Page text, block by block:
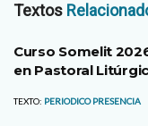
Textos
Curso Somelit
en Pastoral
TEXTO: PERIODICO PRESENCIA